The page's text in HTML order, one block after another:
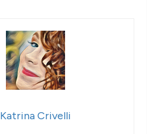
Katrina Crivelli